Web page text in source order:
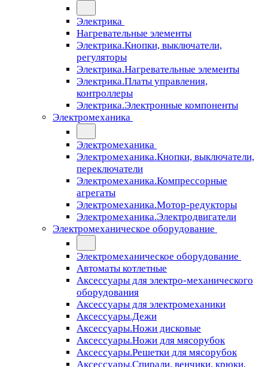
Электрика
Нагревательные элементы
Электрика.Кнопки, выключатели,
регуляторы
Электрика.Нагревательные элементы
Электрика.Платы управления,
контроллеры
Электрика.Электронные компоненты
Электромеханика
Электромеханика
Электромеханика.Кнопки, выключатели,
переключатели
Электромеханика.Компрессорные
агрегаты
Электромеханика.Мотор-редукторы
Электромеханика.Электродвигатели
Электромеханическое оборудование
Электромеханическое оборудование
Автоматы котлетные
Аксессуары для электро-механического
оборудования
Аксессуары для электромеханики
Аксессуары.Дежи
Аксессуары.Ножи дисковые
Аксессуары.Ножи для мясорубок
Аксессуары.Решетки для мясорубок
Аксессуары.Спирали, венчики, крюки,